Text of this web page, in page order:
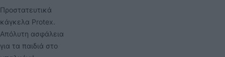
Προστατευτικά
κάγκελα Protex.
Απόλυτη ασφάλεια
για τα παιδιά στο